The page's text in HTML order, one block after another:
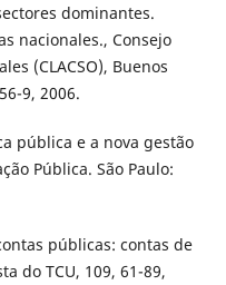
dominantes.
nacionales., Consejo
(CLACSO), Buenos
9, 2006.
pública e a nova gestão
Pública. São Paulo:
públicas: contas de
do TCU, 109, 61-89,